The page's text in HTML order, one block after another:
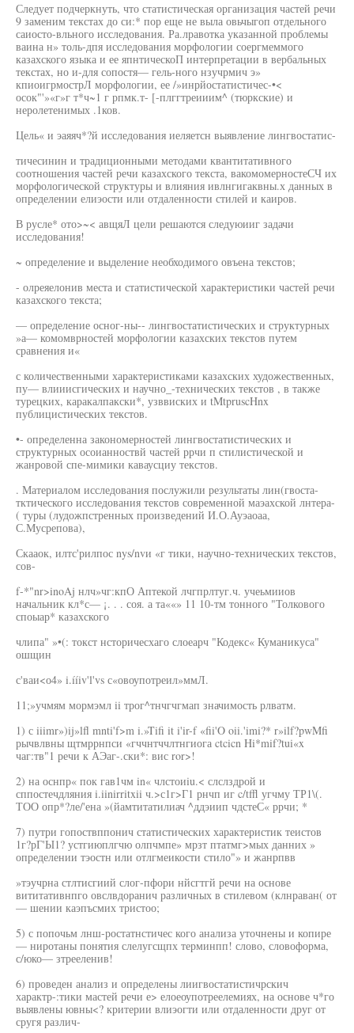
Следует подчеркнуть, что статистическая организация частей речи
9 заменим текстах до си:* пор еще не выла овьчыгоп отдельного
саиосто-вльного исследования. Ра.лравотка указанной проблемы
ваина н» толь-дпя исследования морфологии соергмеммого
казахского языка и ее япнтическоП интерпретации в вербальных
текстах, но и-для сопостя— гель-ного нзучрмич э»
кпиоигрмострЛ морфологии, ее /»инрйостатистичес-•<
осок"'»«г»г т*ч~1 г рпмк.т- [-плггтреииим^ (тюркские) и
неролетенимых .1ков.
Цель« и эаяяч*?й исследования иеляетсн выявление лингвостатис-
тичесинин и традиционными методами квантитативного
соотношения частей речи казахского текста, вакомомерностеСЧ их
морфологической структуры и влияния ивлнгигаквны.х данных в
определении елиэости или отдаленности стилей и каиров.
В русле* ото>~< авщяЛ цели решаются следуюииг задачи
исследования!
~ определение и выделение необходимого овъена текстов;
- олреяелонив места и статистической характеристики частей речи
казахского текста;
— определение осног-ны-- лингвостатистических и структурных
»а— комомврностей морфологии казахских текстов путем
сравнения и«
с количественными характеристиками казахских художественных,
пу— влииисгических и научно_-технических текстов , в также
турецких, каракалпакски*, узввиских и tMtpruscHnx
публицистических текстов.
•- определенна закономерностей лингвостатистических и
структурных осоианноствй частей ррчи п стилистической и
жанровой спе-мимики каваусциу текстов.
. Материалом исследования послужили результаты лин(гвоста-
тктического исследования текстов современной маэахской лнтера-
( туры (лудожпстренных произведений И.О.Ауэаоаа,
С.Мусрепова),
Скааок, илтс'рилпос nys/nvи «г тики, научно-технических текстов,
сов-
f-*"nr>inoAj нлч»чг:кпО Аптекой лчгпрлтуг.ч. учеьмииов
начальник кл*с— ¡. . . соя. а та««» 11 10-тм тонного "Толкового
споыар* казахского
члипа" »•(: токст нсторичесхаго слоеарч "Кодекс« Куманикуса"
ошщин
с'ваи<о4» i.ííiv'l'vs с«овоупотреил»ммЛ.
11;»учмям мормэмл ii трог^тнчгчгмап значимость рлватм.
1) с iiimr»)ij»lfl mnti'f>m i.»Tifi it i'ir-f «fii'O oii.'imi?* r»ilf?pwMfi
рычвлвны щтмррнпси «гччнтччлтнгиога ctcicn Hi*mif?tui«x
чаг:тв"1 речи к АЭаг-.ски*: вис ror>!
2) на оснпр« пок гав1чм in« члстоиiu.< слслздрой и
сппостечдляния i.iinirritxii ч.>с1г>Г1 рнчп иг c/tffl угчму ТР1\(.
ТОО опр*?ле/'ена »(йамтитатилиач ^ддэиип чдстеС« ррчи; *
7) путри гопоствппонич статистических характеристик теистов
1г?рГ'Ы1? устгиюплгчю олпчмпе» мрзт птатмг>мых данних »
определении тэостн или отлгмеикости стило"» и жанрпвв
»тэучрна стлтисгиий слог-пфори нйсгтгй речи на основе
вититативнпго овслвдоранич различных в стилевом (клнраван( от
— шении каэпъсмих тристоо;
5) с попочьм лнш-ростатнстичес кого анализа уточнены и копире
— ниротаны понятия слелугсщпх терминпп! слово, словоформа,
с/юко— зтрееленив!
6) проведен анализ и определены лиигвостатистичрскич
характр-:тики мастей речи е> елоеоупотреелемиях, на основе ч*го
выявлены ювны<? критерии влиэогти или отдаленности друг от
сругя различ-